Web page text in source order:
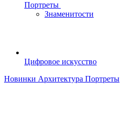
Портреты
Знаменитости
Цифровое искусство
Новинки Архитектура Портреты